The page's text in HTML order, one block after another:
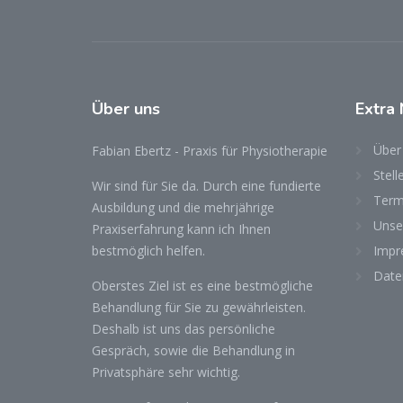
Über uns
Fabian Ebertz - Praxis für Physiotherapie
Wir sind für Sie da. Durch eine fundierte
Ausbildung und die mehrjährige
Praxiserfahrung kann ich Ihnen
bestmöglich helfen.
Oberstes Ziel ist es eine bestmögliche
Behandlung für Sie zu gewährleisten.
Deshalb ist uns das persönliche
Gespräch, sowie die Behandlung in
Privatsphäre sehr wichtig.
Extra